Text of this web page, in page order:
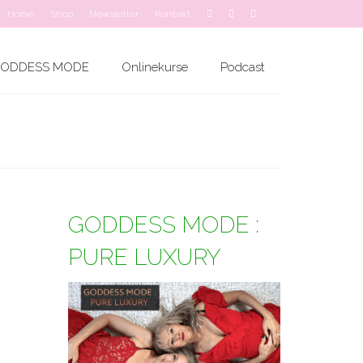
Home Shop Newsletter Kontakt
MODE Onlinekurse Podcast
GODDESS MODE :
PURE LUXURY